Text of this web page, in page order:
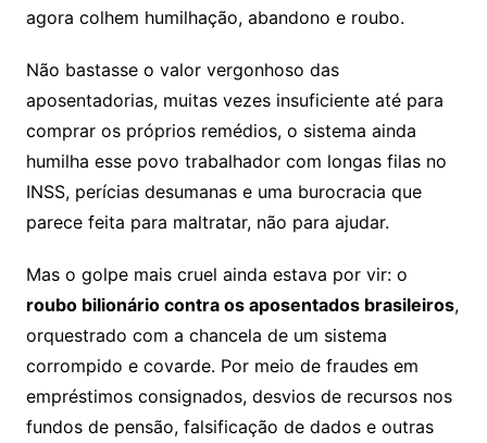
agora colhem humilhação, abandono e roubo.
Não bastasse o valor vergonhoso das
aposentadorias, muitas vezes insuficiente até para
comprar os próprios remédios, o sistema ainda
humilha esse povo trabalhador com longas filas no
INSS, perícias desumanas e uma burocracia que
parece feita para maltratar, não para ajudar.
Mas o golpe mais cruel ainda estava por vir: o
roubo bilionário contra os aposentados brasileiros,
orquestrado com a chancela de um sistema
corrompido e covarde. Por meio de fraudes em
empréstimos consignados, desvios de recursos nos
fundos de pensão, falsificação de dados e outras